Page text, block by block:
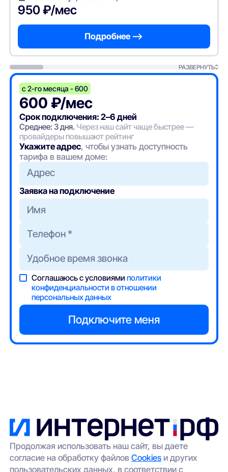
950 ₽/мес
Подробнее —>
РАЗВЕРНУТЬ
с 2-го месяца - 600
600 ₽/мес
Срок подключения: 2–6 дней
Среднее: 3 дня. Через наш сайт чаще быстрее —
провайдеры повышают рейтинг
Укажите адрес, чтобы узнать доступность
тарифа в вашем доме:
Адрес
Заявка на подключение
Соглашаюсь с условиямиполитики
конфиденциальности в отношении
персональных данных
Продолжая использовать наш сайт, вы даете
согласие на обработку файловCookies и других
пользовательских данных, в соответствии с